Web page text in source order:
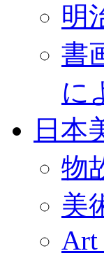
明
書
に
日本
物
美
Art